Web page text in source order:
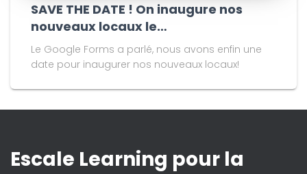
SAVE THE DATE ! On inaugure nos
nouveaux locaux le…
Le Google Forms a parlé, nous avons enfin une
date pour inaugurer nos nouveaux locaux!
Escale Learning pour la